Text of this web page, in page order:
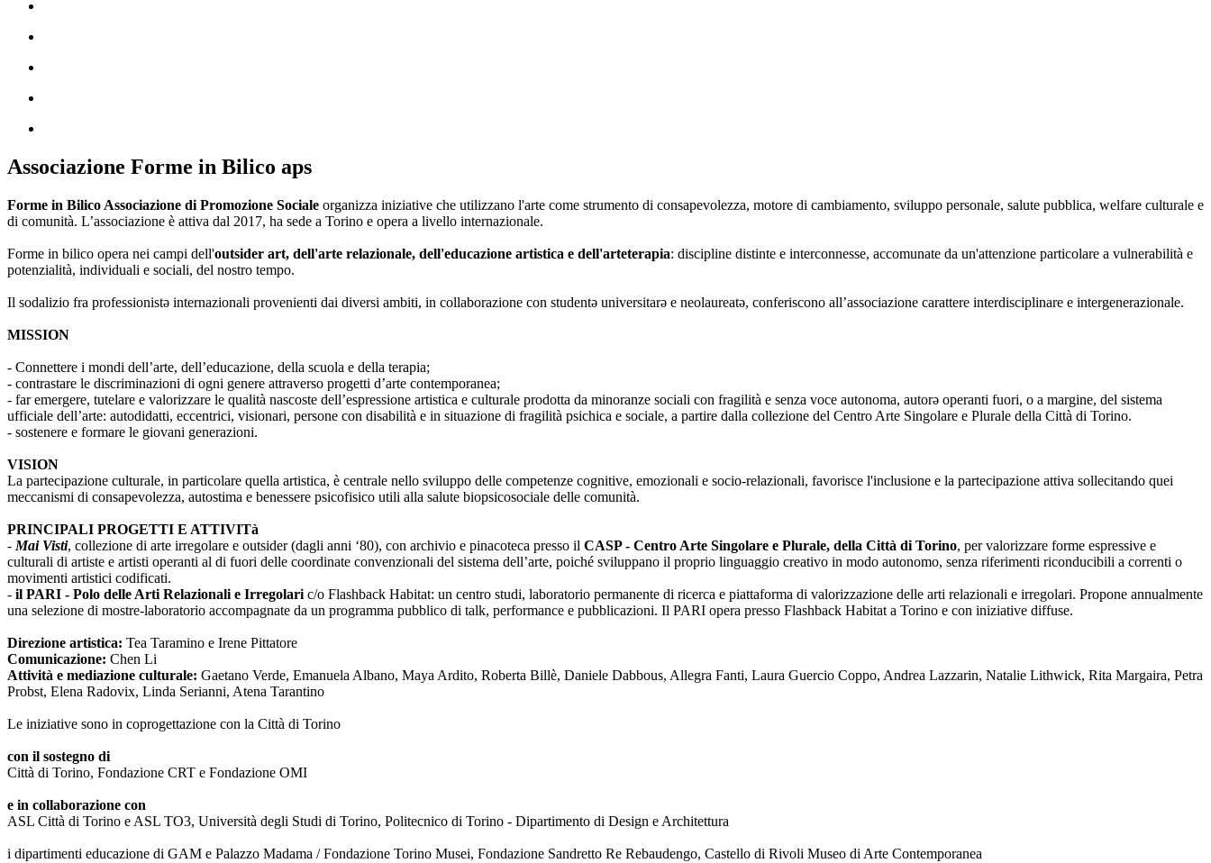
Associazione Forme in Bilico aps
Forme in Bilico Associazione di Promozione Sociale organizza iniziative che utilizzano l'arte come strumento di consapevolezza, motore di cambiamento, sviluppo personale, salute pubblica, welfare culturale e
di comunità. L’associazione è attiva dal 2017, ha sede a Torino e opera a livello internazionale.
Forme in bilico opera nei campi dell'outsider art, dell'arte relazionale, dell'educazione artistica e dell'arteterapia: discipline distinte e interconnesse, accomunate da un'attenzione particolare a vulnerabilità e
potenzialità, individuali e sociali, del nostro tempo.
Il sodalizio fra professionistə internazionali provenienti dai diversi ambiti, in collaborazione con studentə universitarə e neolaureatə, conferiscono all’associazione carattere interdisciplinare e intergenerazionale.
MISSION
- Connettere i mondi dell’arte, dell’educazione, della scuola e della terapia;
- contrastare le discriminazioni di ogni genere attraverso progetti d’arte contemporanea;
- far emergere, tutelare e valorizzare le qualità nascoste dell’espressione artistica e culturale prodotta da minoranze sociali con fragilità e senza voce autonoma, autorə operanti fuori, o a margine, del sistema
ufficiale dell’arte: autodidatti, eccentrici, visionari, persone con disabilità e in situazione di fragilità psichica e sociale, a partire dalla collezione del Centro Arte Singolare e Plurale della Città di Torino.
- sostenere e formare le giovani generazioni.
VISION
La partecipazione culturale, in particolare quella artistica, è centrale nello sviluppo delle competenze cognitive, emozionali e socio-relazionali, favorisce l'inclusione e la partecipazione attiva sollecitando quei
meccanismi di consapevolezza, autostima e benessere psicofisico utili alla salute biopsicosociale delle comunità.
PRINCIPALI PROGETTI E ATTIVITà
- Mai Visti, collezione di arte irregolare e outsider (dagli anni ‘80), con archivio e pinacoteca presso il CASP - Centro Arte Singolare e Plurale, della Città di Torino, per valorizzare forme espressive e
culturali di artiste e artisti operanti al di fuori delle coordinate convenzionali del sistema dell’arte, poiché sviluppano il proprio linguaggio creativo in modo autonomo, senza riferimenti riconducibili a correnti o
movimenti artistici codificati.
- il PARI - Polo delle Arti Relazionali e Irregolari c/o Flashback Habitat: un centro studi, laboratorio permanente di ricerca e piattaforma di valorizzazione delle arti relazionali e irregolari. Propone annualmente
una selezione di mostre-laboratorio accompagnate da un programma pubblico di talk, performance e pubblicazioni. Il PARI opera presso Flashback Habitat a Torino e con iniziative diffuse.
Direzione artistica: Tea Taramino e Irene Pittatore
Comunicazione: Chen Li
Attività e mediazione culturale: Gaetano Verde, Emanuela Albano, Maya Ardito, Roberta Billè, Daniele Dabbous, Allegra Fanti, Laura Guercio Coppo, Andrea Lazzarin, Natalie Lithwick, Rita Margaira, Petra
Probst, Elena Radovix, Linda Serianni, Atena Tarantino
Le iniziative sono in coprogettazione con la Città di Torino
con il sostegno di
Città di Torino, Fondazione CRT e Fondazione OMI
e in collaborazione con
ASL Città di Torino e ASL TO3, Università degli Studi di Torino, Politecnico di Torino - Dipartimento di Design e Architettura
i dipartimenti educazione di GAM e Palazzo Madama / Fondazione Torino Musei, Fondazione Sandretto Re Rebaudengo, Castello di Rivoli Museo di Arte Contemporanea